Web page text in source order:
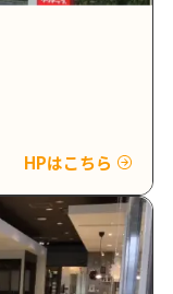
HPはこちら